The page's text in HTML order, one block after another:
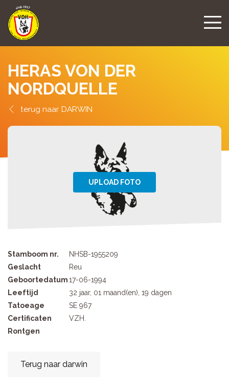
HERAS VON DER
NORDQUELLE
DARWIN
Stamboom nr.
NHSB-1955209
Geslacht
Reu
Geboortedatum17-06-1994
Leeftijd
32 jaar, 01 maand(en), 19 dagen
Tatoeage
SE 967
Certificaten
VZH.
Rontgen
Terug naar darwin